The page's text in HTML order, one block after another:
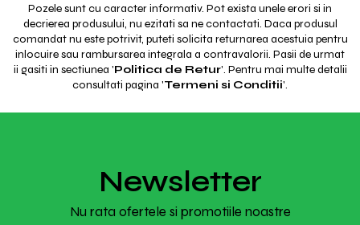
Pozele sunt cu caracter informativ. Pot exista unele erori si in
decrierea produsului, nu ezitati sa ne contactati. Daca produsul
comandat nu este potrivit, puteti solicita returnarea acestuia pentru
inlocuire sau rambursarea integrala a contravalorii. Pasii de urmat
ii gasiti in sectiunea 'Politica de Retur'. Pentru mai multe detalii
consultati pagina 'Termeni si Conditii'.
Newsletter
Nu rata ofertele si promotiile noastre